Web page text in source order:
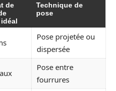
de
Technique de
pose
Pose projetée ou
dispersée
Pose entre
fourrures